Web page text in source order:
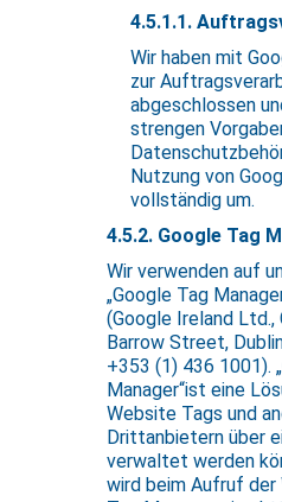
4.5.1.1.
Wir haben mit
zur
abgeschlossen
strengen
Nutzung von
vollständig um.
4.5.2. Google Tag
Wir verwenden auf
„Google Tag
(Google Ireland Ltd.,
Barrow Street,
+353 (1) 436 1001).
Manager“ist eine
Website Tags und
Drittanbietern über
verwaltet werden
wird beim Aufruf